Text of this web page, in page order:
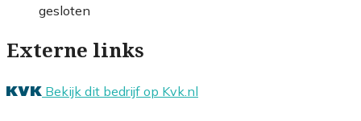
gesloten
Externe links
Bekijk dit bedrijf op Kvk.nl